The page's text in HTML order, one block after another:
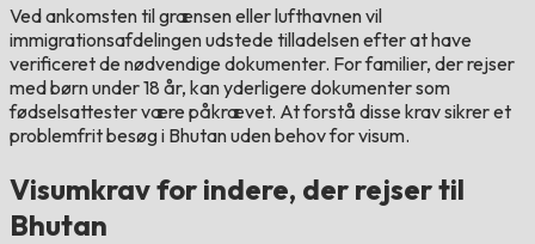
Ved ankomsten til grænsen eller lufthavnen vil
immigrationsafdelingen udstede tilladelsen efter at have
verificeret de nødvendige dokumenter. For familier, der rejser
med børn under 18 år, kan yderligere dokumenter som
fødselsattester være påkrævet. At forstå disse krav sikrer et
problemfrit besøg i Bhutan uden behov for visum.
Visumkrav for indere, der rejser til
Bhutan